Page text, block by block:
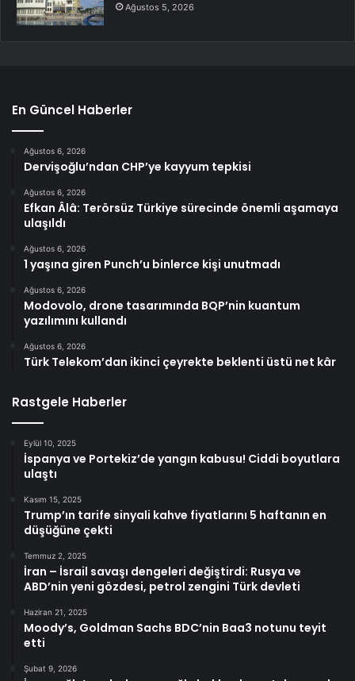
Ağustos 5, 2026
En Güncel Haberler
Ağustos 6, 2026
Dervişoğlu’ndan CHP’ye kayyum tepkisi
Ağustos 6, 2026
Efkan Âlâ: Terörsüz Türkiye sürecinde önemli aşamaya
ulaşıldı
Ağustos 6, 2026
1 yaşına giren Punch’u binlerce kişi unutmadı
Ağustos 6, 2026
Modovolo, drone tasarımında BQP’nin kuantum
yazılımını kullandı
Ağustos 6, 2026
Türk Telekom’dan ikinci çeyrekte beklenti üstü net kâr
Rastgele Haberler
Eylül 10, 2025
İspanya ve Portekiz’de yangın kabusu! Ciddi boyutlara
ulaştı
Kasım 15, 2025
Trump’ın tarife sinyali kahve fiyatlarını 5 haftanın en
düşüğüne çekti
Temmuz 2, 2025
İran – İsrail savaşı dengeleri değiştirdi: Rusya ve
ABD’nin yeni gözdesi, petrol zengini Türk devleti
Haziran 21, 2025
Moody’s, Goldman Sachs BDC’nin Baa3 notunu teyit
etti
Şubat 9, 2026